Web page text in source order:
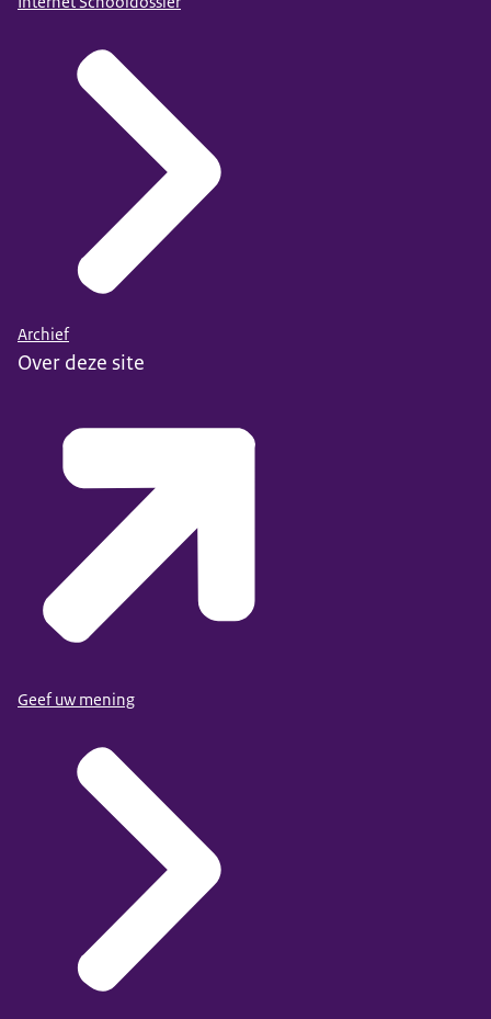
Archief
Over deze site
Geef uw mening